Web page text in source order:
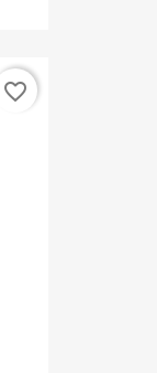
favorite_border